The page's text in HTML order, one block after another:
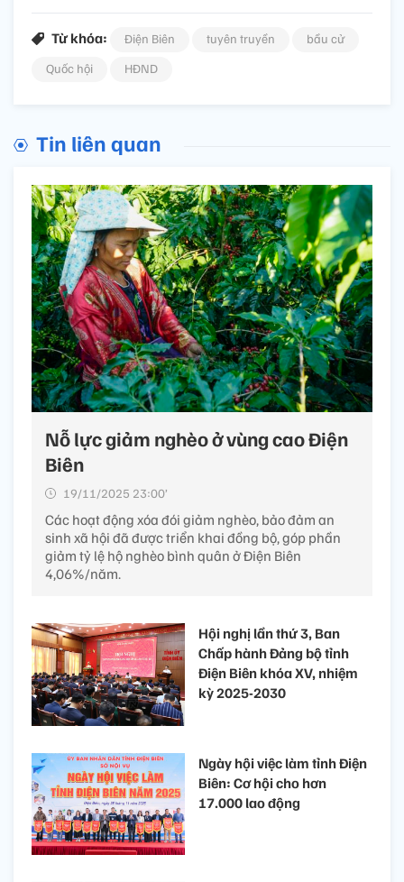
Từ khóa: Điện Biên tuyên truyền
bầu cử
Quốc hội
HĐND
Tin liên quan
Nỗ lực giảm nghèo ở vùng cao Điện
Biên
19/11/2025 23:00’
Các hoạt động xóa đói giảm nghèo, bảo đảm an
sinh xã hội đã được triển khai đồng bộ, góp phần
giảm tỷ lệ hộ nghèo bình quân ở Điện Biên
4,06%/năm.
Hội nghị lần thứ 3, Ban
Chấp hành Đảng bộ tỉnh
Điện Biên khóa XV, nhiệm
kỳ 2025-2030
Ngày hội việc làm tỉnh Điện
Biên: Cơ hội cho hơn
17.000 lao động